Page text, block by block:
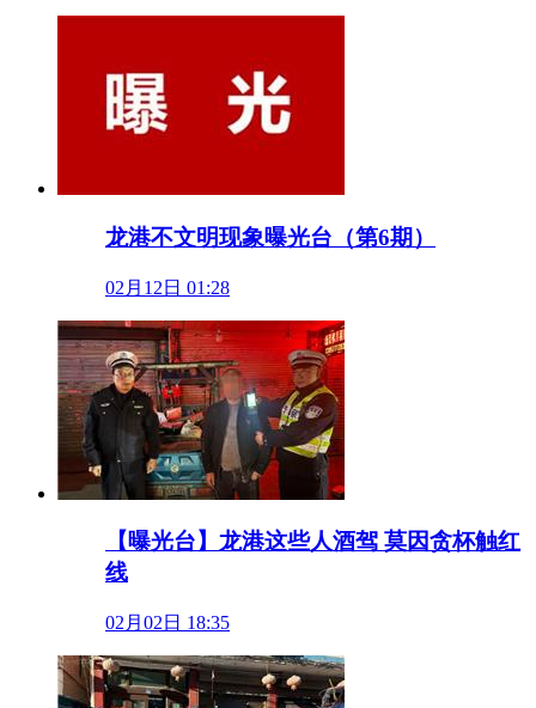
龙港不文明现象曝光台（第6期）
02月12日 01:28
【曝光台】龙港这些人酒驾 莫因贪杯触红
线
02月02日 18:35